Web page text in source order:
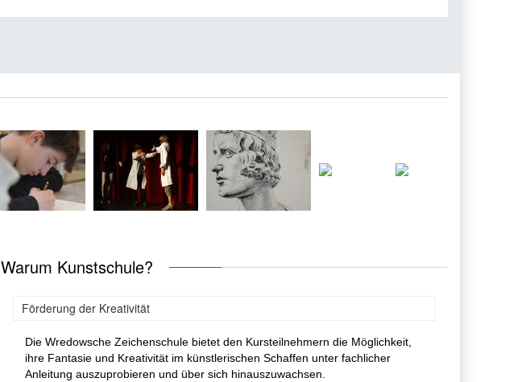
Warum Kunstschule?
Förderung der Kreativität
Die Wredowsche Zeichenschule bietet den Kursteilnehmern die Möglichkeit,
ihre Fantasie und Kreativität im künstlerischen Schaffen unter fachlicher
Anleitung auszuprobieren und über sich hinauszuwachsen.